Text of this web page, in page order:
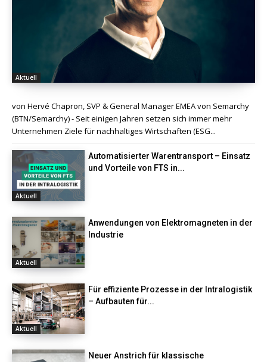
Aktuell
von Hervé Chapron, SVP & General Manager EMEA von Semarchy
(BTN/Semarchy) - Seit einigen Jahren setzen sich immer mehr
Unternehmen Ziele für nachhaltiges Wirtschaften (ESG...
Aktuell
Automatisierter Warentransport – Einsatz
und Vorteile von FTS in...
Aktuell
Anwendungen von Elektromagneten in der
Industrie
Aktuell
Für effiziente Prozesse in der Intralogistik
– Aufbauten für...
Neuer Anstrich für klassische